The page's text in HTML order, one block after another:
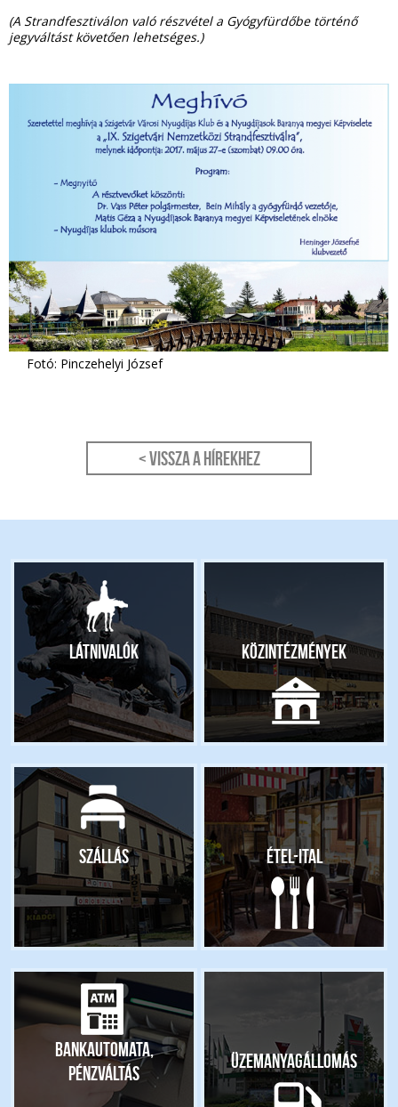
(A Strandfesztiválon való részvétel a Gyógyfürdőbe történő
jegyváltást követően lehetséges.)
Fotó: Pinczehelyi József
< Vissza a hírekhez
Látnivalók Közintézmények
Szállás Étel-ital
Bankautomata,
pénzváltás
Üzemanyagállomás